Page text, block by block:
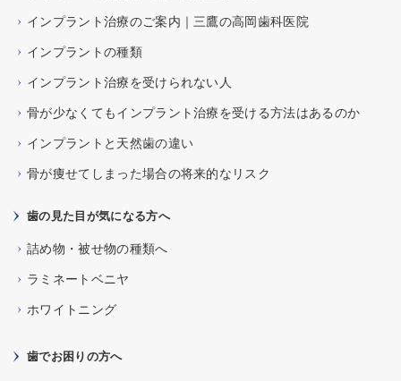
インプラント治療のご案内｜三鷹の高岡歯科医院
インプラントの種類
インプラント治療を受けられない人
骨が少なくてもインプラント治療を受ける方法はあるのか
インプラントと天然歯の違い
骨が痩せてしまった場合の将来的なリスク
歯の見た目が気になる方へ
詰め物・被せ物の種類へ
ラミネートベニヤ
ホワイトニング
歯でお困りの方へ